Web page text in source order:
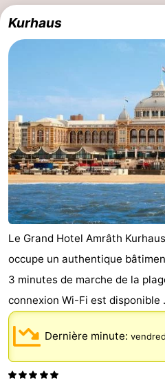
manger
Pratiques
Forum
Stationnement
Adresses
Médicales
Région
Hollande-
Septentrionale
-
Nature
Schoorlse
Duinen
-
Bergen
aan
Zee
-
Bergen
-
Alkmaar
-
Egmond
-
Kurhaus
Le Grand Hotel Amrâth
occupe un authentique
3 minutes de marche de la
connexion Wi-Fi est disponible
Dernière minute: